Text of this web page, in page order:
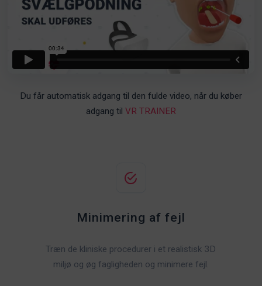
Du får automatisk adgang til den fulde video, når du køber
adgang til VR TRAINER
Minimering af fejl
Træn de kliniske procedurer i et realistisk 3D
miljø og øg fagligheden og minimere fejl.